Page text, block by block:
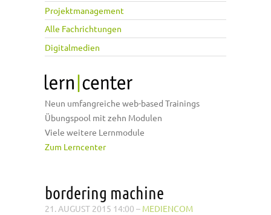
Projektmanagement
Alle Fachrichtungen
Digitalmedien
Neun umfangreiche web-based Trainings
Übungspool mit zehn Modulen
Viele weitere Lernmodule
Zum Lerncenter
bordering machine
21. AUGUST 2015 14:00 – MEDIENCOM